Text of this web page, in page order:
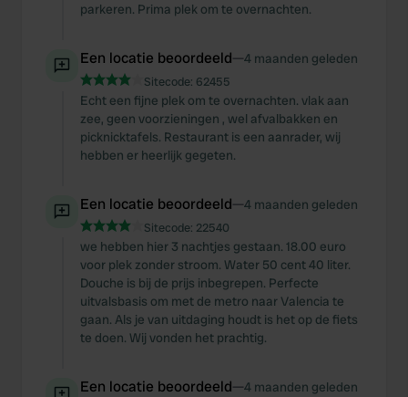
parkeren. Prima plek om te overnachten.
Een locatie beoordeeld—4 maanden geleden
Sitecode: 62455
Echt een fijne plek om te overnachten. vlak aan
zee, geen voorzieningen , wel afvalbakken en
picknicktafels. Restaurant is een aanrader, wij
hebben er heerlijk gegeten.
Een locatie beoordeeld—4 maanden geleden
Sitecode: 22540
we hebben hier 3 nachtjes gestaan. 18.00 euro
voor plek zonder stroom. Water 50 cent 40 liter.
Douche is bij de prijs inbegrepen. Perfecte
uitvalsbasis om met de metro naar Valencia te
gaan. Als je van uitdaging houdt is het op de fiets
te doen. Wij vonden het prachtig.
Een locatie beoordeeld—4 maanden geleden